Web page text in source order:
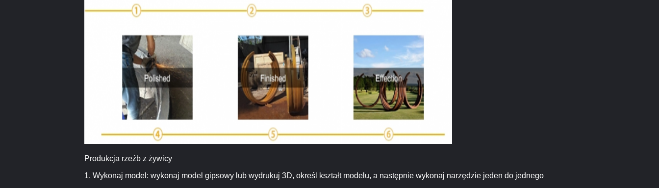
Produkcja rzeźb z żywicy
1. Wykonaj model: wykonaj model gipsowy lub wydrukuj 3D, określ kształt modelu, a następnie wykonaj narzędzie jeden do jednego